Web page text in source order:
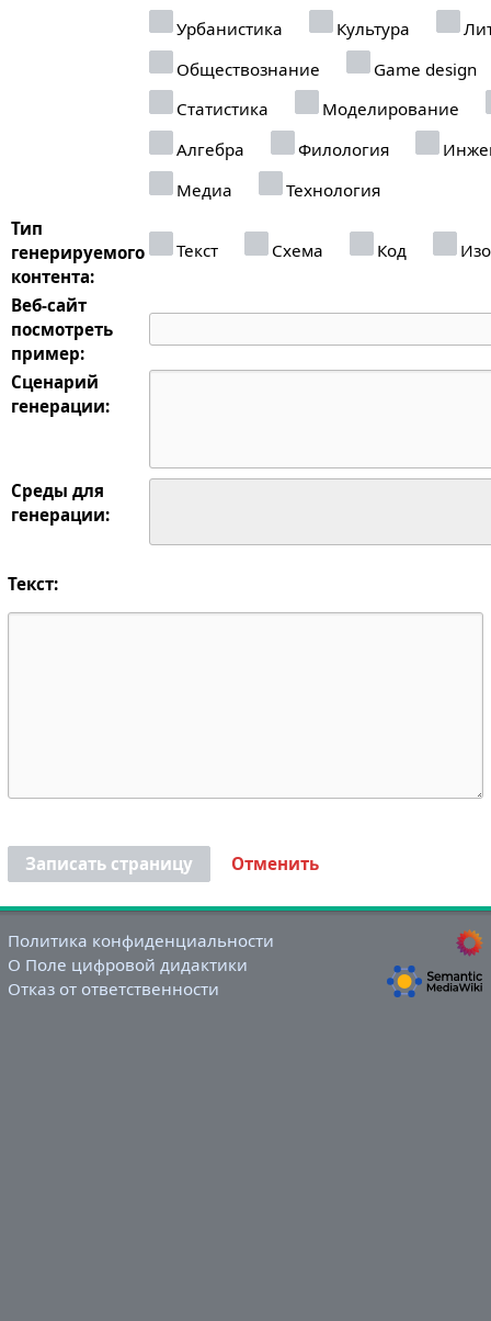
Урбанистика
Культура
Обществознание
Game design
Статистика
Моделирование
Алгебра
Филология
Медиа
Технология
Тип
генерируемого
контента:
Текст Схема Код
Веб-сайт
посмотреть
пример:
Сценарий
генерации:
Среды для
генерации:
Текст:
Записать страницу Отменить
Политика конфиденциальности
О Поле цифровой дидактики
Отказ от ответственности